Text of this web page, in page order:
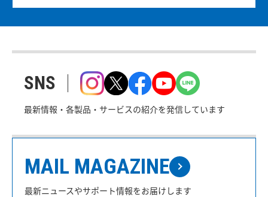
SNS
最新情報・各製品・サービスの紹介を発信しています
MAIL MAGAZINE
最新ニュースやサポート情報をお届けします